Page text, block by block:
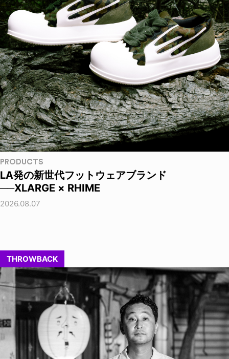
PRODUCTS
LA発の新世代フットウェアブランド
──XLARGE × RHIME
2026.08.07
THROWBACK